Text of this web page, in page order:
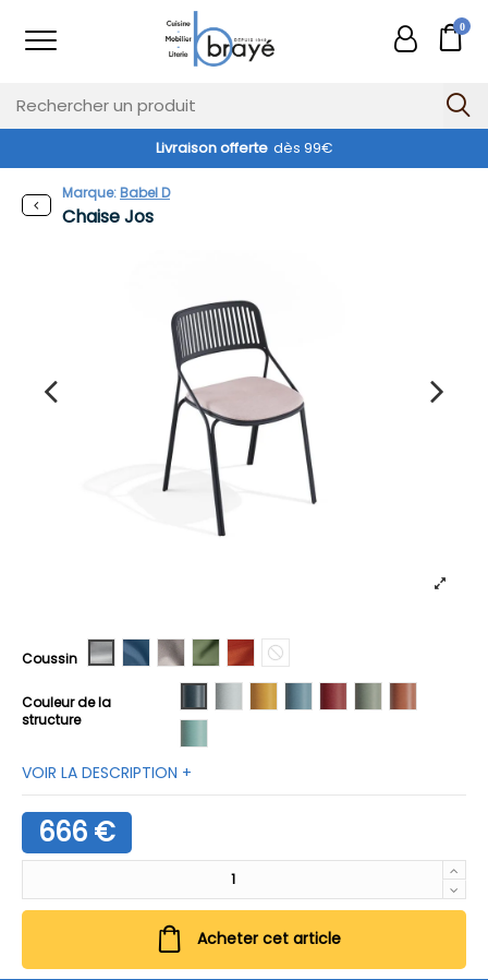
0
Livraison offerte dès 99€
Chaise Jos
Marque:Babel D
Coussin A02 A06 A21 B02 B04 Sans coussin
Couleur de la
structure
VOIR LA DESCRIPTION +
666 €
Acheter cet article